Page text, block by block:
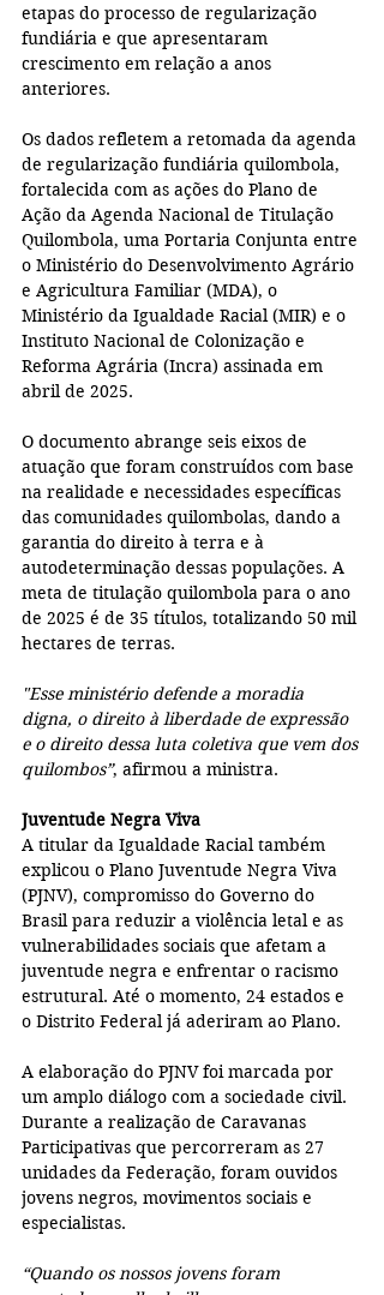
etapas do processo de regularização
fundiária e que apresentaram
crescimento em relação a anos
anteriores.
Os dados refletem a retomada da agenda
de regularização fundiária quilombola,
fortalecida com as ações do Plano de
Ação da Agenda Nacional de Titulação
Quilombola, uma Portaria Conjunta entre
o Ministério do Desenvolvimento Agrário
e Agricultura Familiar (MDA), o
Ministério da Igualdade Racial (MIR) e o
Instituto Nacional de Colonização e
Reforma Agrária (Incra) assinada em
abril de 2025.
O documento abrange seis eixos de
atuação que foram construídos com base
na realidade e necessidades específicas
das comunidades quilombolas, dando a
garantia do direito à terra e à
autodeterminação dessas populações. A
meta de titulação quilombola para o ano
de 2025 é de 35 títulos, totalizando 50 mil
hectares de terras.
"Esse ministério defende a moradia
digna, o direito à liberdade de expressão
e o direito dessa luta coletiva que vem dos
quilombos”, afirmou a ministra.
Juventude Negra Viva
A titular da Igualdade Racial também
explicou o Plano Juventude Negra Viva
(PJNV), compromisso do Governo do
Brasil para reduzir a violência letal e as
vulnerabilidades sociais que afetam a
juventude negra e enfrentar o racismo
estrutural. Até o momento, 24 estados e
o Distrito Federal já aderiram ao Plano.
A elaboração do PJNV foi marcada por
um amplo diálogo com a sociedade civil.
Durante a realização de Caravanas
Participativas que percorreram as 27
unidades da Federação, foram ouvidos
jovens negros, movimentos sociais e
especialistas.
“Quando os nossos jovens foram